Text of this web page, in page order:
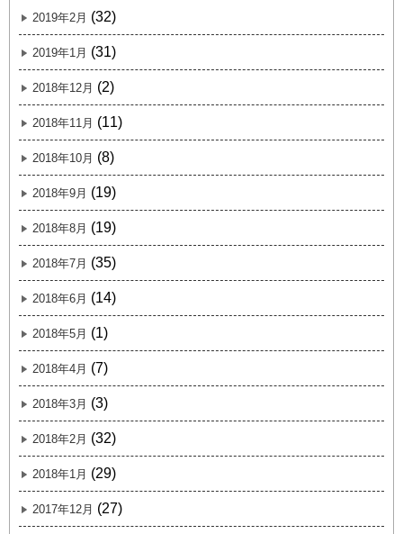
2019年2月 (32)
2019年1月 (31)
2018年12月 (2)
2018年11月 (11)
2018年10月 (8)
2018年9月 (19)
2018年8月 (19)
2018年7月 (35)
2018年6月 (14)
2018年5月 (1)
2018年4月 (7)
2018年3月 (3)
2018年2月 (32)
2018年1月 (29)
2017年12月 (27)